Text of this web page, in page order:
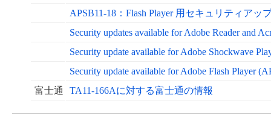
APSB11-18：Flash Player 用セキュリティアッ
Security updates available for Adobe Reader and
Security update available for Adobe Shockwave
Security update available for Adobe Flash Player
富士通
TA11-166Aに対する富士通の情報